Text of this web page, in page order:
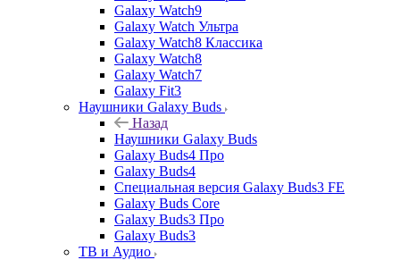
Galaxy Watch9
Galaxy Watch Ультра
Galaxy Watch8 Классика
Galaxy Watch8
Galaxy Watch7
Galaxy Fit3
Наушники Galaxy Buds
Назад
Наушники Galaxy Buds
Galaxy Buds4 Про
Galaxy Buds4
Специальная версия Galaxy Buds3 FE
Galaxy Buds Core
Galaxy Buds3 Про
Galaxy Buds3
ТВ и Аудио